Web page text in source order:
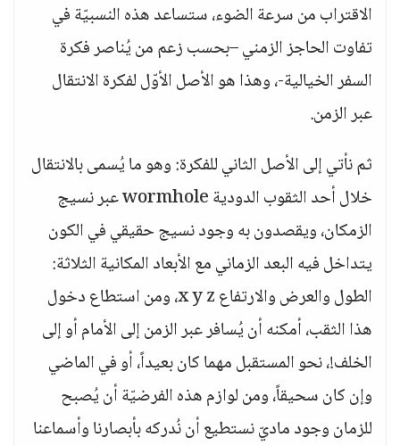
الاقتراب من سرعة الضوء، ستساعد هذه النسبيّة في
تفاوت الحاجز الزمني –بحسب زعم من يُناصر فكرة
السفر الخيالية-، وهذا هو الأصل الأوّل لفكرة الانتقال
عبر الزمن.
ثم نأتي إلى الأصل الثاني للفكرة: وهو ما يُسمى بالانتقال
خلال أحد الثقوب الدودية wormhole عبر نسيج
الزمكان، ويقصدون به وجود نسيج حقيقي في الكون
يتداخل فيه البعد الزماني مع الأبعاد المكانية الثلاثة:
الطول والعرض والارتفاع x y z، ومن استطاع دخول
هذا الثقب، أمكنه أن يُسافر عبر الزمن إلى الأمام أو إلى
الخلف!، نحو المستقبل مهما كان بعيداً، أو في الماضي
وإن كان سحيقاً، ومن لوازم هذه الفرضيّة أن يُصبح
للزمان وجود ماديّ نستطيع أن نُدركه بأبصارنا وأسماعنا